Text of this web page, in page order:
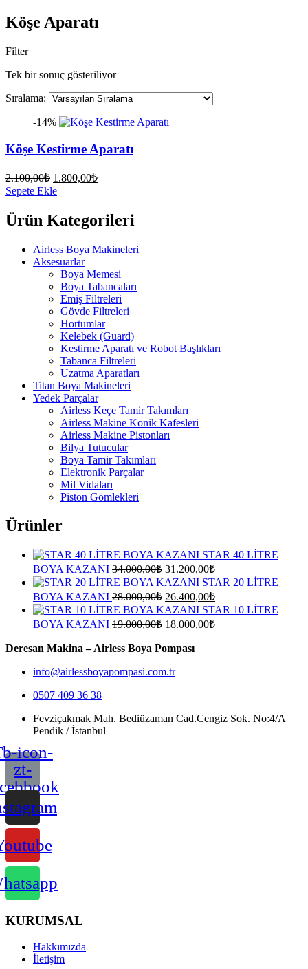
Köşe Aparatı
Filter
Tek bir sonuç gösteriliyor
Sıralama:
-14%
Köşe Kestirme Aparatı
2.100,00₺ Orijinal
fiyat:
1.800,00₺Şu
1.800,00₺.
Sepete Ekle
Ürün Kategorileri
Airless Boya Makineleri
Aksesuarlar
Boya Memesi
Boya Tabancaları
Emiş Filtreleri
Gövde Filtreleri
Hortumlar
Kelebek (Guard)
Kestirme Aparatı ve Robot Başlıkları
Tabanca Filtreleri
Uzatma Aparatları
Titan Boya Makineleri
Yedek Parçalar
Airless Keçe Tamir Takımları
Airless Makine Konik Kafesleri
Airless Makine Pistonları
Bilya Tutucular
Boya Tamir Takımları
Elektronik Parçalar
Mil Vidaları
Piston Gömlekleri
Ürünler
STAR 40 LİTRE
BOYA KAZANI 34.000,00₺ Orijinal
fiyat:
34.000,00₺.
31.200,00₺Şu
andaki
fiyat:
31.200,00₺.
STAR 20 LİTRE
BOYA KAZANI 28.000,00₺ Orijinal
fiyat:
28.000,00₺.
26.400,00₺Şu
andaki
fiyat:
26.400,00₺.
STAR 10 LİTRE
BOYA KAZANI 19.000,00₺ Orijinal
19.000,00₺.
18.000,00₺Şu
Deresan Makina – Airless Boya Pompası
info@airlessboyapompasi.com.tr
0507 409 36 38
Fevziçakmak Mah. Bediüzaman Cad.Cengiz Sok. No:4/A
Pendik / İstanbul
icon-
zt-
KURUMSAL
Hakkımızda
İletişim